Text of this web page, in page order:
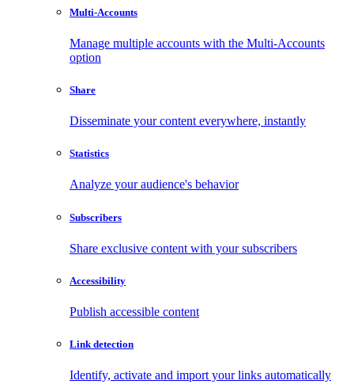
Multi-Accounts
Manage multiple accounts with the Multi-Accounts
option
Share
Disseminate your content everywhere, instantly
Statistics
Analyze your audience's behavior
Subscribers
Share exclusive content with your subscribers
Accessibility
Publish accessible content
Link detection
Identify, activate and import your links automatically